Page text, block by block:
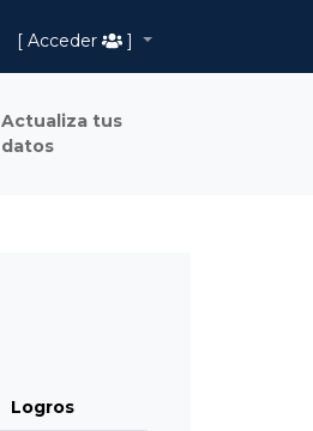
[ Acceder
]
Actualiza tus
datos
Logros